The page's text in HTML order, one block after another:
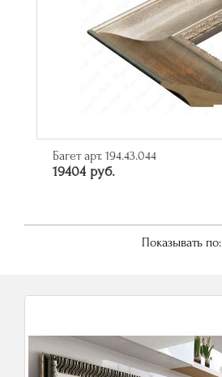
Багет арт. 194.43.044
19404 руб.
Показывать по: